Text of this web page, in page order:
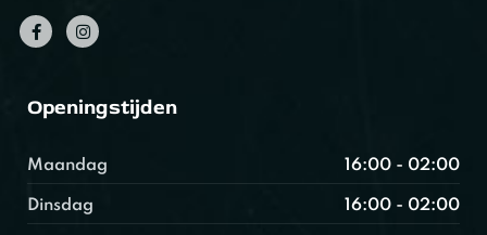
Openingstijden
Maandag 16:00 - 02:00
Dinsdag 16:00 - 02:00